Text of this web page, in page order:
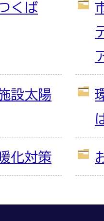
くば
設太陽
化対策